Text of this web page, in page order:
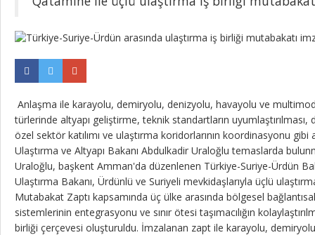
Anlaşma ile karayolu, demiryolu, denizyolu, havayolu ve
türlerinde altyapı geliştirme, teknik standartların
özel sektör katılımı ve ulaştırma koridorlarının koordinasyonu
Ulaştırma ve Altyapı Bakanı Abdulkadir Uraloğlu temaslarda
Uraloğlu, başkent Amman'da düzenlenen Türkiye-Suriye-Ürdün
Ulaştırma Bakanı, Ürdünlü ve Suriyeli mevkidaşlarıyla üçlü
Mutabakat Zaptı kapsamında üç ülke arasında bölgesel
sistemlerinin entegrasyonu ve sınır ötesi taşımacılığın
birliği çerçevesi oluşturuldu. İmzalanan zapt ile karayolu,